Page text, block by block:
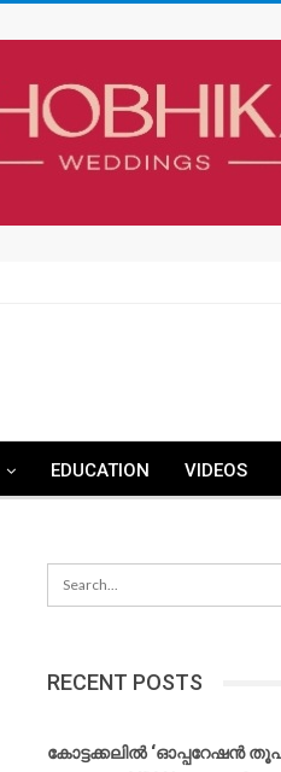
EDUCATION VIDEOS
RECENT POSTS
കോട്ടക്കലിൽ ‘ഓപ്പറേഷൻ